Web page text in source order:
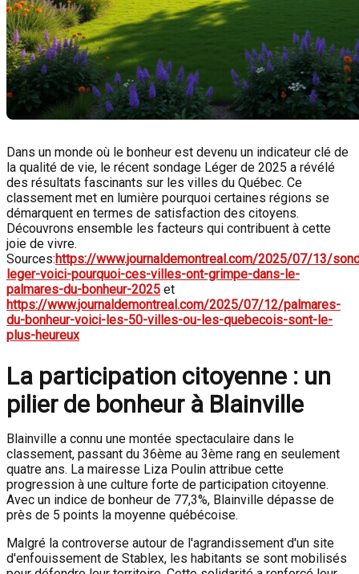
Dans un monde où le bonheur est devenu un indicateur clé de
la qualité de vie, le récent sondage Léger de 2025 a révélé
des résultats fascinants sur les villes du Québec. Ce
classement met en lumière pourquoi certaines régions se
démarquent en termes de satisfaction des citoyens.
Découvrons ensemble les facteurs qui contribuent à cette
joie de vivre.
Sources:https://www.journaldemontreal.com/2025/07/13/
leger-voici-pourquoi-ces-villes-ont-grimpe-dans-le-
palmares-du-bonheur-2025 et
https://www.journaldemontreal.com/2025/07/12/palmares-
du-bonheur-voici-les-50-villes-ou-les-quebecois-sont-le-
plus-heureux
La participation citoyenne : un
pilier de bonheur à Blainville
Blainville a connu une montée spectaculaire dans le
classement, passant du 36ème au 3ème rang en seulement
quatre ans. La mairesse Liza Poulin attribue cette
progression à une culture forte de participation citoyenne.
Avec un indice de bonheur de 77,3%, Blainville dépasse de
près de 5 points la moyenne québécoise.
Malgré la controverse autour de l'agrandissement d'un site
d'enfouissement de Stablex, les habitants se sont mobilisés